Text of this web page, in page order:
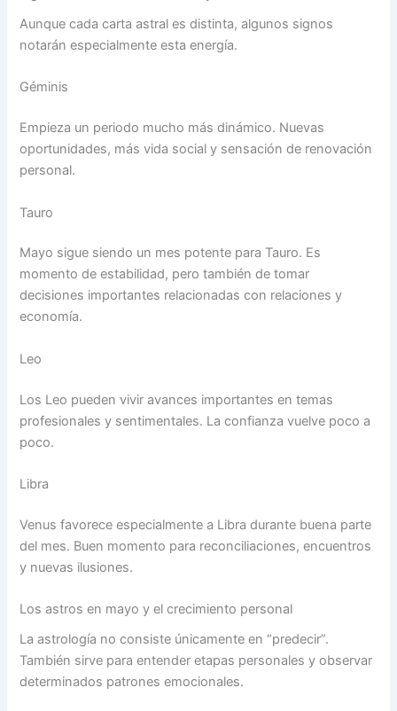
Aunque cada carta astral es distinta, algunos signos
notarán especialmente esta energía.
Géminis
Empieza un periodo mucho más dinámico. Nuevas
oportunidades, más vida social y sensación de renovación
personal.
Tauro
Mayo sigue siendo un mes potente para Tauro. Es
momento de estabilidad, pero también de tomar
decisiones importantes relacionadas con relaciones y
economía.
Leo
Los Leo pueden vivir avances importantes en temas
profesionales y sentimentales. La confianza vuelve poco a
poco.
Libra
Venus favorece especialmente a Libra durante buena parte
del mes. Buen momento para reconciliaciones, encuentros
y nuevas ilusiones.
Los astros en mayo y el crecimiento personal
La astrología no consiste únicamente en “predecir”.
También sirve para entender etapas personales y observar
determinados patrones emocionales.